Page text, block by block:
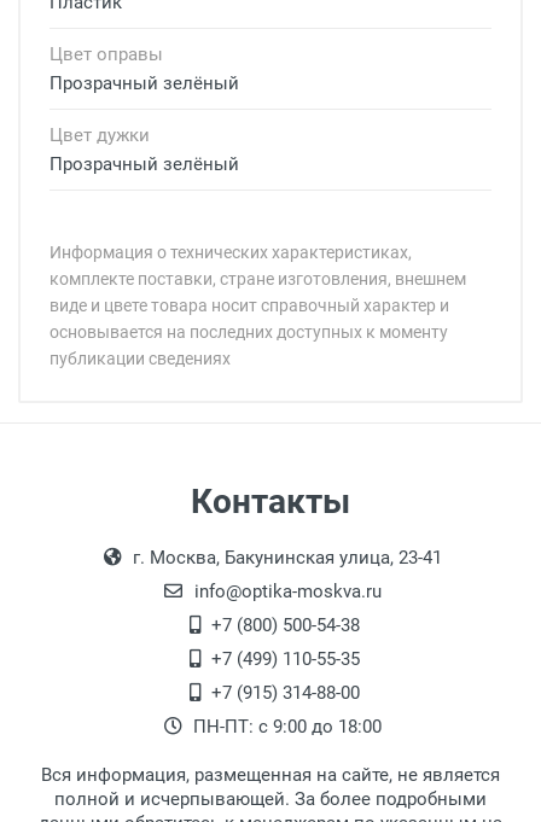
Цвет оправы
Прозрачный зелёный
Цвет дужки
Прозрачный зелёный
Информация о технических характеристиках,
комплекте поставки, стране изготовления, внешнем
виде и цвете товара носит справочный характер и
основывается на последних доступных к моменту
публикации сведениях
Самовывоз.
Оплата товара производится
наличными непосредственно на пункте
выдачи товара.
Перечисление средств на расчетный счет.
18:00, по субботам с 11:00 до 15:00, в
офисе по адресу: г. Москва,
Переведеновский переулок 17, корпус 1,
второй этаж, тел. +7 (499) 110-55-35.
После того, как заказ поступает в пункт
выдачи, наш менеджер связывается с
клиентом и оповещает о поступлении
Для получения товара при себе
Контакты
г. Москва, Бакунинская улица, 23-41
info@optika-moskva.ru
+7 (800) 500-54-38
+7 (499) 110-55-35
+7 (915) 314-88-00
ПН-ПТ: с 9:00 до 18:00
Вся информация, размещенная на сайте, не является
полной и исчерпывающей. За более подробными